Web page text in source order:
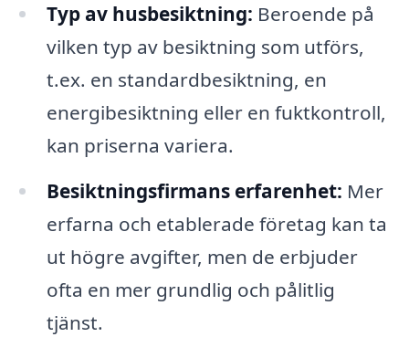
Typ av husbesiktning: Beroende på
vilken typ av besiktning som utförs,
t.ex. en standardbesiktning, en
energibesiktning eller en fuktkontroll,
kan priserna variera.
Besiktningsfirmans erfarenhet: Mer
erfarna och etablerade företag kan ta
ut högre avgifter, men de erbjuder
ofta en mer grundlig och pålitlig
tjänst.